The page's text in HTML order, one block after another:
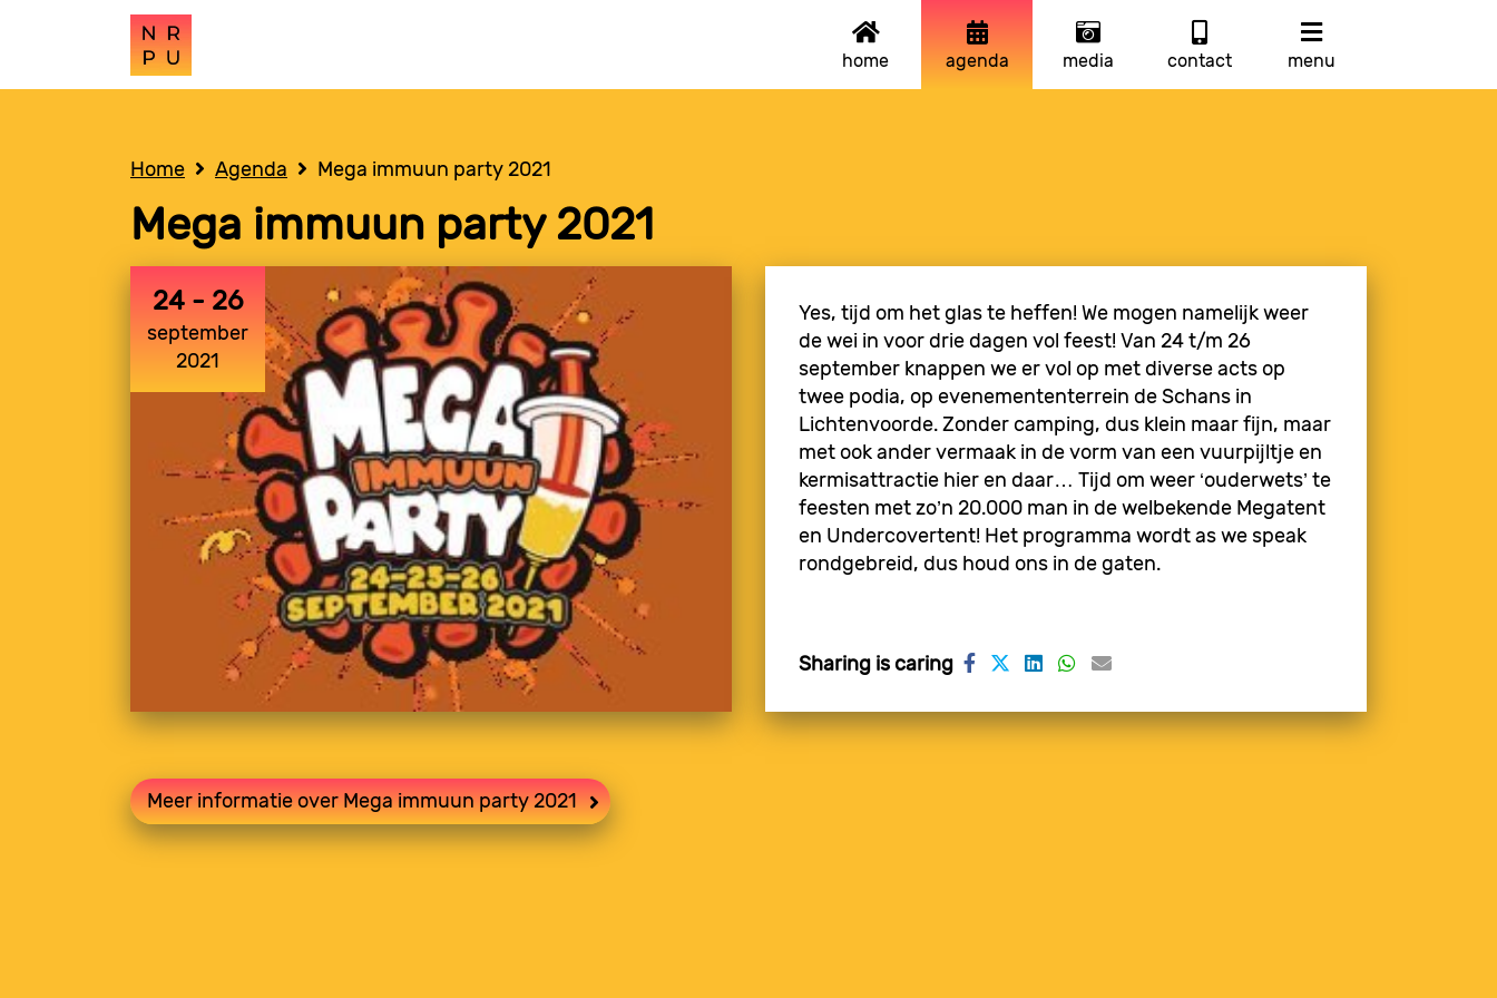
home agenda media contact menu
Home Agenda Mega immuun party 2021
Mega immuun party 2021
24 - 26
september
2021
Yes, tijd om het glas te heffen! We mogen namelijk weer
de wei in voor drie dagen vol feest! Van 24 t/m 26
september knappen we er vol op met diverse acts op
twee podia, op evenemententerrein de Schans in
Lichtenvoorde. Zonder camping, dus klein maar fijn, maar
met ook ander vermaak in de vorm van een vuurpijltje en
kermisattractie hier en daar… Tijd om weer ‘ouderwets’ te
feesten met zo’n 20.000 man in de welbekende Megatent
en Undercovertent! Het programma wordt as we speak
rondgebreid, dus houd ons in de gaten.
Sharing is caring
Meer informatie over Mega immuun party 2021